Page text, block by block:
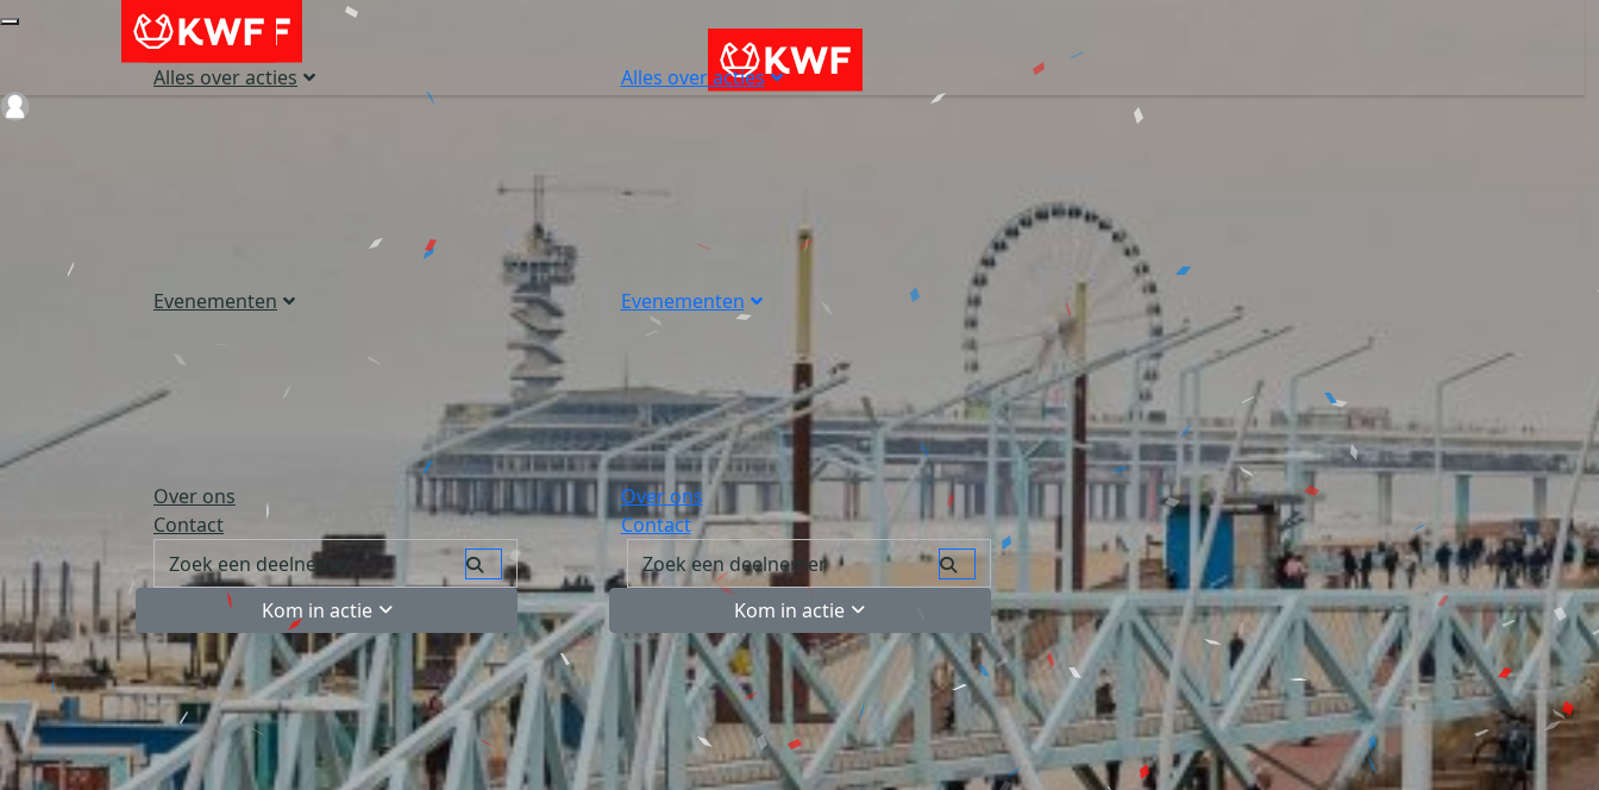
Alles over acties
Evenementen
Over ons
Contact
Kom in actie
Alles over acties
Evenementen
Over ons
Contact
Kom in actie